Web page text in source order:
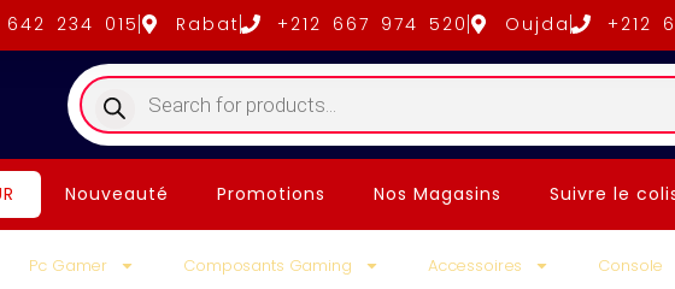
642 234 015 Rabat +212 667 974 520 Oujda +212
Nouveauté Promotions Nos Magasins Suivre le
Pc Gamer Composants Gaming Accessoires Console